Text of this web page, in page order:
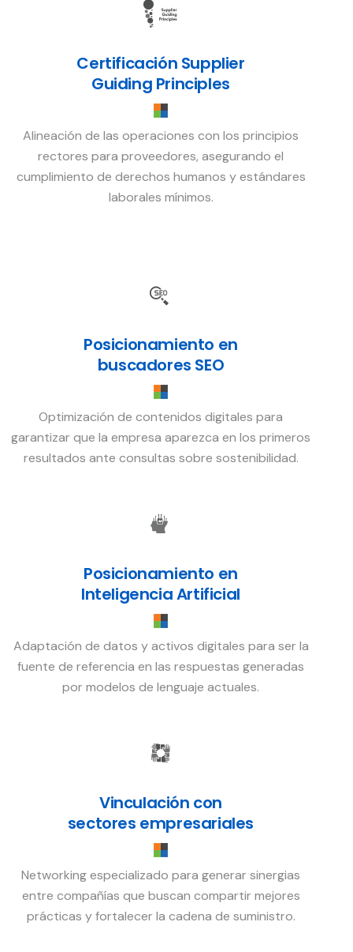
Certificación Supplier
Guiding Principles
Alineación de las operaciones con los principios
rectores para proveedores, asegurando el
cumplimiento de derechos humanos y estándares
laborales mínimos.
Posicionamiento en
buscadores SEO
Optimización de contenidos digitales para
garantizar que la empresa aparezca en los primeros
resultados ante consultas sobre sostenibilidad.
Posicionamiento en
Inteligencia Artificial
Adaptación de datos y activos digitales para ser la
fuente de referencia en las respuestas generadas
por modelos de lenguaje actuales.
Vinculación con
sectores empresariales
Networking especializado para generar sinergias
entre compañías que buscan compartir mejores
prácticas y fortalecer la cadena de suministro.